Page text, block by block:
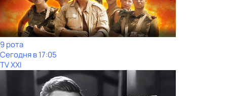
9 рота
Сегодня в 17:05
TV XXI